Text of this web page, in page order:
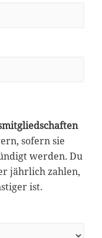
sofern sie
werden. Du
jährlich zahlen,
ist.